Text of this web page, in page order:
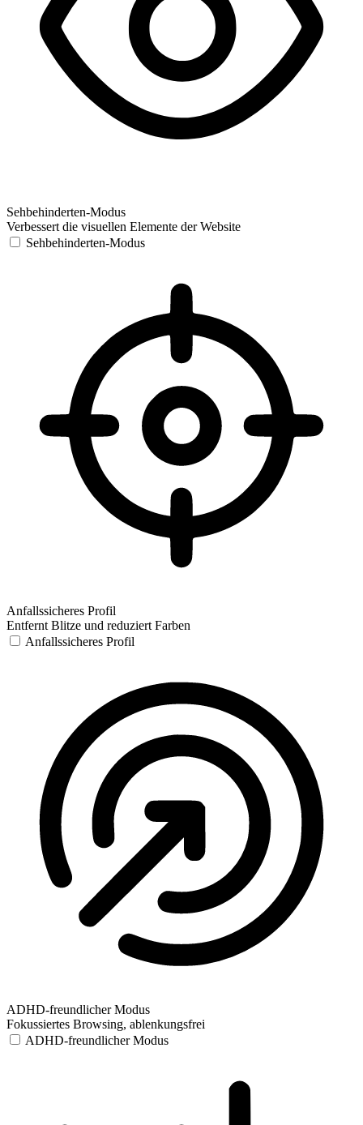
Sehbehinderten-Modus
Verbessert die visuellen Elemente der Website
Sehbehinderten-Modus
Anfallssicheres Profil
Entfernt Blitze und reduziert Farben
Anfallssicheres Profil
ADHD-freundlicher Modus
Fokussiertes Browsing, ablenkungsfrei
ADHD-freundlicher Modus